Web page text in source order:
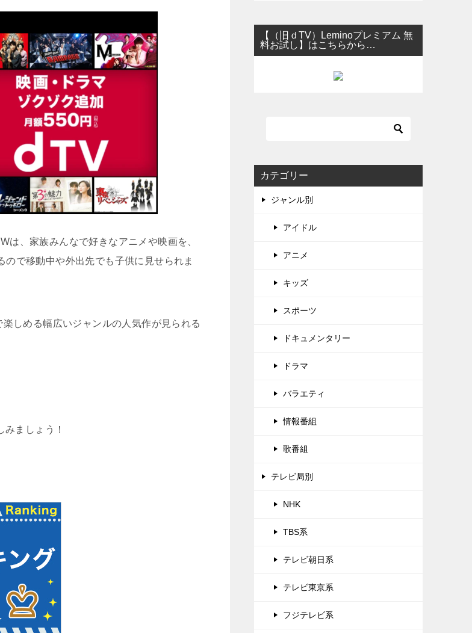
は、家族みんなで好きなアニメや映画を、
で移動中や外出先でも子供に見せられま
しめる幅広いジャンルの人気作が見られる
みましょう！
【（旧ｄTV）Leminoプレミアム 無
料お試し】はこちらから…
カテゴリー
ジャンル別
アイドル
アニメ
キッズ
スポーツ
ドキュメンタリー
ドラマ
バラエティ
情報番組
歌番組
テレビ局別
NHK
TBS系
テレビ朝日系
テレビ東京系
フジテレビ系